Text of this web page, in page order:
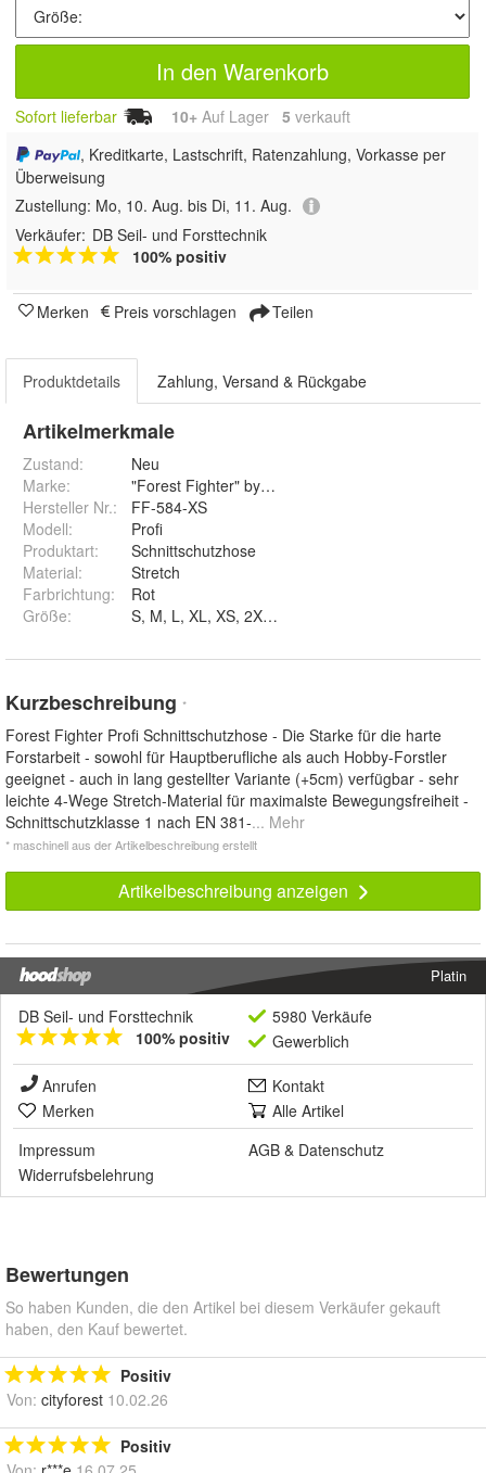
In den Warenkorb
Sofort lieferbar 10+ Auf Lager 5 verkauft
, Kreditkarte, Lastschrift, Ratenzahlung, Vorkasse per
Überweisung
Zustellung: Mo, 10. Aug. bis Di, 11. Aug.
Verkäufer: DB Seil- und Forsttechnik
100% positiv
Merken Preis vorschlagen Teilen
Produktdetails Zahlung, Versand & Rückgabe
Artikelmerkmale
Zustand:
Neu
Marke:
"Forest Fighter" by Francital
Hersteller Nr.:
FF-584-XS
Modell:
Profi
Produktart:
Schnittschutzhose
Material:
Stretch
Farbrichtung:
Rot
Größe:
Kurzbeschreibung *
Forest Fighter Profi Schnittschutzhose - Die Starke für die harte
Forstarbeit - sowohl für Hauptberufliche als auch Hobby-Forstler
geeignet - auch in lang gestellter Variante (+5cm) verfügbar - sehr
leichte 4-Wege Stretch-Material für maximalste Bewegungsfreiheit -
Schnittschutzklasse 1 nach EN 381-... Mehr
* maschinell aus der Artikelbeschreibung erstellt
Artikelbeschreibung anzeigen
Platin
DB Seil- und Forsttechnik
100% positiv
5980 Verkäufe
Gewerblich
Anrufen
Kontakt
Merken
Alle Artikel
Impressum
AGB & Datenschutz
Widerrufsbelehrung
Bewertungen
So haben Kunden, die den Artikel bei diesem Verkäufer gekauft
haben, den Kauf bewertet.
Positiv
Von: cityforest 10.02.26
Positiv